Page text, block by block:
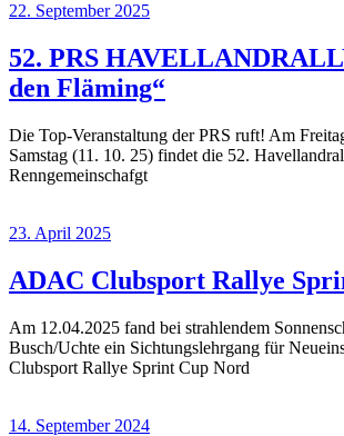
22. September 2025
52. PRS
den Fläming“
Die Top-Veranstaltung der PRS ruft! Am
Samstag (11. 10. 25) findet die 52.
Renngemeinschafgt
23. April 2025
ADAC Clubsport Rallye
Am 12.04.2025 fand bei strahlendem
Busch/Uchte ein Sichtungslehrgang für
Clubsport Rallye Sprint Cup Nord
14. September 2024